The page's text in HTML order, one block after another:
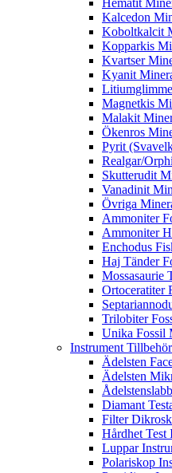
Hematit
Kalcedon
Koboltkalcit
Kopparkis
Kvartser
Kyanit
Magnetkis
Malakit
Ökenros
Pyrit
Realgar/
Skutterudit
Vanadinit
Övriga
Ammoniter
Ammoniter
Enchodus
Haj Tänder
Mossasaurie
Ortoceratiter
Trilobiter
Unika Fossil
Instrument Tillbehör
Ädelsten
Ädelsten
Diamant
Filter
Hårdhet Test
Luppar
Polariskop